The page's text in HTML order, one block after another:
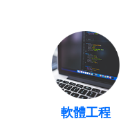
軟體工程